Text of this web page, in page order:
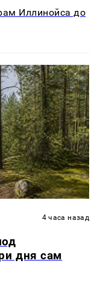
Иллинойса до
4 часа назад
дня сам